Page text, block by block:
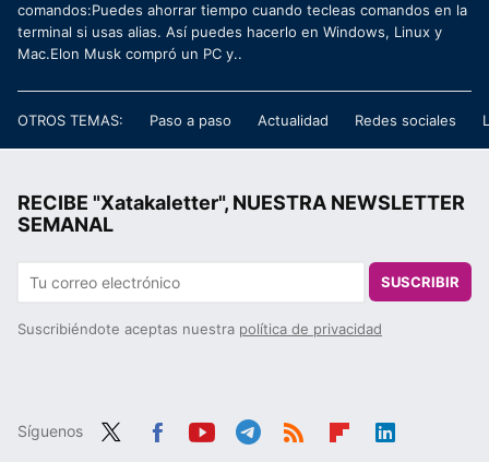
comandos:Puedes ahorrar tiempo cuando tecleas comandos en la
terminal si usas alias. Así puedes hacerlo en Windows, Linux y
Mac.Elon Musk compró un PC y..
OTROS TEMAS: Paso a paso Actualidad Redes sociales
RECIBE "Xatakaletter", NUESTRA NEWSLETTER
SEMANAL
SUSCRIBIR
Suscribiéndote aceptas nuestra política de privacidad
Síguenos